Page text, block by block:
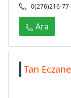
0(276)216-
Ara
Tan